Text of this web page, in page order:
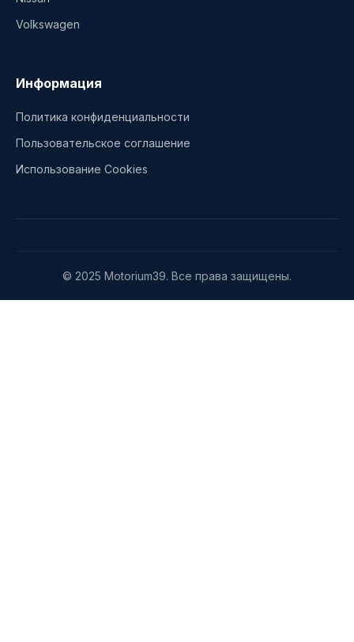
Volkswagen
Информация
Политика конфиденциальности
Пользовательское соглашение
Использование Cookies
© 2025 Motorium39. Все права защищены.